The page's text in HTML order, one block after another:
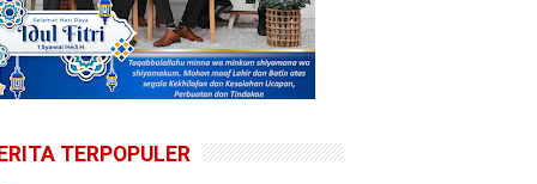
TERPOPULER